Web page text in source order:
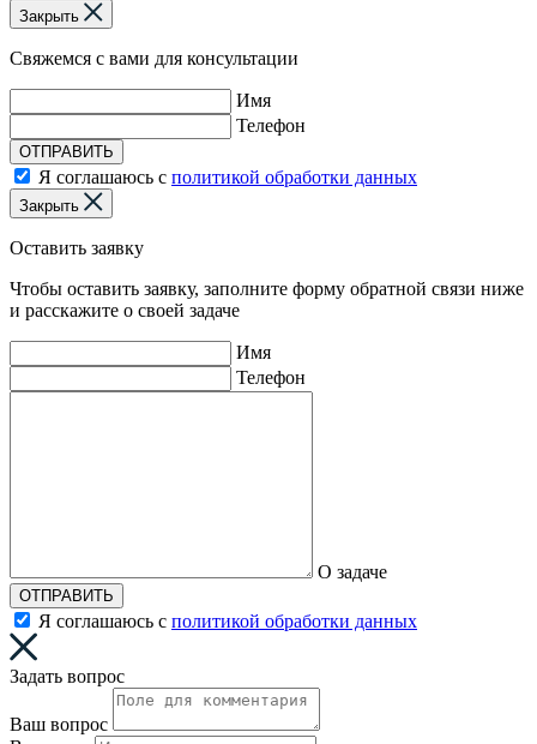
Закрыть
Свяжемся с вами для консультации
Имя
Телефон
ОТПРАВИТЬ
Я соглашаюсь с политикой обработки данных
Закрыть
Оставить заявку
Чтобы оставить заявку, заполните форму обратной связи ниже
и расскажите о своей задаче
Имя
Телефон
О задаче
ОТПРАВИТЬ
Я соглашаюсь с политикой обработки данных
Задать вопрос
Ваш вопрос